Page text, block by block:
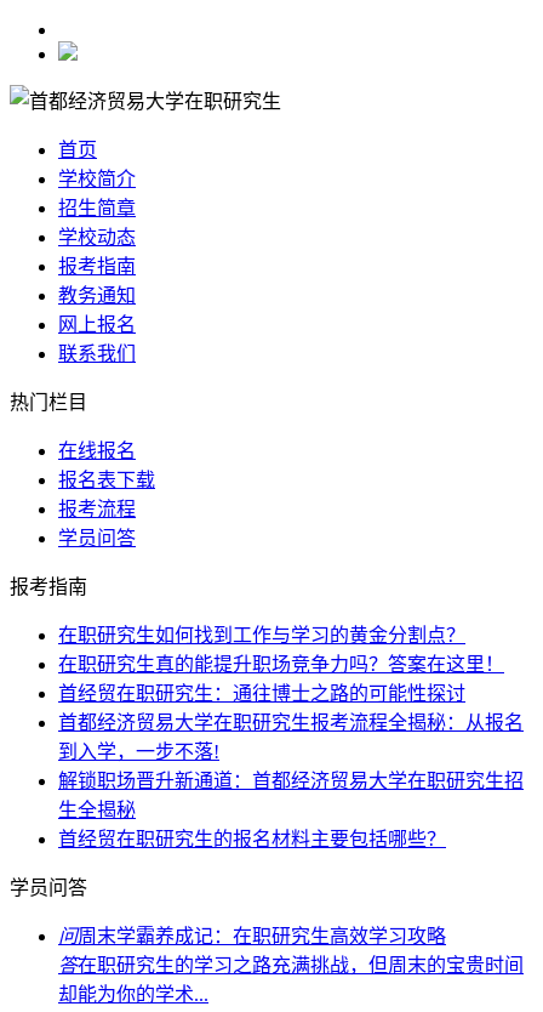
首页
学校简介
招生简章
学校动态
报考指南
教务通知
网上报名
联系我们
热门栏目
在线报名
报名表下载
报考流程
学员问答
报考指南
在职研究生如何找到工作与学习的黄金分割点？
在职研究生真的能提升职场竞争力吗？答案在这里！
首经贸在职研究生：通往博士之路的可能性探讨
首都经济贸易大学在职研究生报考流程全揭秘：从报名
到入学，一步不落!
解锁职场晋升新通道：首都经济贸易大学在职研究生招
生全揭秘
首经贸在职研究生的报名材料主要包括哪些？
学员问答
问周末学霸养成记：在职研究生高效学习攻略
答在职研究生的学习之路充满挑战，但周末的宝贵时间
却能为你的学术...